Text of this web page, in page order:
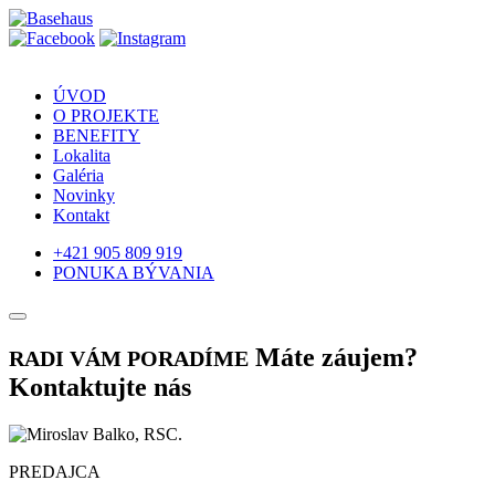
ÚVOD
O PROJEKTE
BENEFITY
Lokalita
Galéria
Novinky
Kontakt
+421 905 809 919
PONUKA BÝVANIA
RADI VÁM PORADÍME Máte záujem?
Kontaktujte nás
PREDAJCA